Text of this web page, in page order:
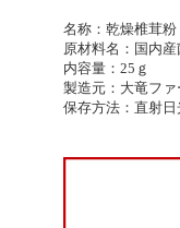
名称：乾燥椎茸粉
原材料名：国内
内容量：25ｇ
製造元：大竜ファ
保存方法：直射日